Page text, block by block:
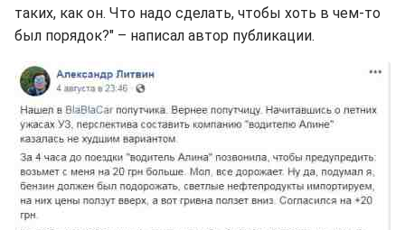
таких, как он. Что надо сделать, чтобы хоть в чем-то
был порядок?" – написал автор публикации.